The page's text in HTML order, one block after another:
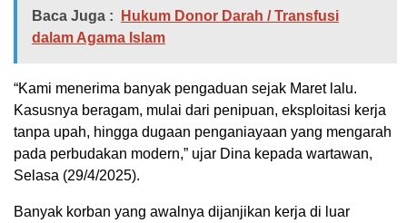
Baca Juga :
Hukum Donor Darah / Transfusi
dalam Agama Islam
“Kami menerima banyak pengaduan sejak Maret lalu.
Kasusnya beragam, mulai dari penipuan, eksploitasi kerja
tanpa upah, hingga dugaan penganiayaan yang mengarah
pada perbudakan modern,” ujar Dina kepada wartawan,
Selasa (29/4/2025).
Banyak korban yang awalnya dijanjikan kerja di luar